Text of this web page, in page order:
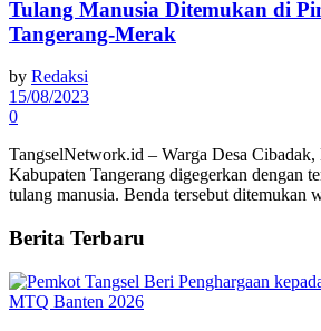
Tulang Manusia Ditemukan di
Tangerang-Merak
by Redaksi
15/08/2023
0
TangselNetwork.id – Warga Desa Cibadak,
Kabupaten Tangerang digegerkan dengan
tulang manusia. Benda tersebut ditemukan
Berita Terbaru